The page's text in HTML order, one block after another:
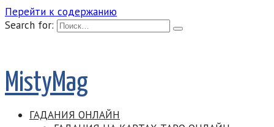
Перейти к содержанию
Search for:
MistyMag
ГАДАНИЯ ОНЛАЙН